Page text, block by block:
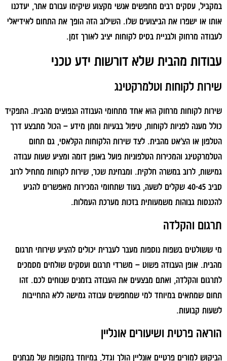
במקביל, עסקים רבים מחפשים אנשי מקצוע שיקימו עבורם אתר, יעדכנו
אותו או ישפרו את הביצועים שלו. השילוב הזה הופך את התחום לאידיאלי
לעבודה מרחוק ולבניית בסיס לקוחות יציב לאורך זמן.
עבודות מהבית שלא דורשות ידע טכני
שירות לקוחות וטלמרקטינג
שירות לקוחות מרחוק הוא אחד מתחומי העבודה הנפוצים מהבית. התפקיד
כולל מענה לפניות לקוחות, טיפול בבעיות ומתן מידע – הכול מתבצע דרך
הטלפון או הצ'אט מהבית. לצד שירות הלקוחות הקלאסי, גם תחום
הטלמרקטינג והמכירות הטלפוניות פועל באופן דומה ומציע שעות עבודה
גמישות, לרוב במשרה חלקית. ומבחינת שכר, שירות לקוחות מתחיל לרוב
סביב 40-45 שקלים לשעה, בעוד שתחומי המכירות מאפשרים להגיע
להכנסות גבוהות משמעותית בזכות מערכת העמלות.
תרגום והקלדה
מי ששולטים בשפות נוספות מעבר לעברית יכולים להציע שירותי תרגום
מהבית. אופן העבודה פשוט – משרדי תרגום ועסקים שולחים מסמכים
לתרגום והקלדה, ואתם מבצעים את העבודה בזמנים שנוחים לכם. זהו
תחום שמתאים במיוחד למי שמחפשים עבודה גמישה ללא התחייבות
לשעות קבועות.
הוראה פרטית ושיעורים אונליין
הביקוש למורים פרטיים אונליין הולך וגדל, במיוחד בתקופות של מבחנים